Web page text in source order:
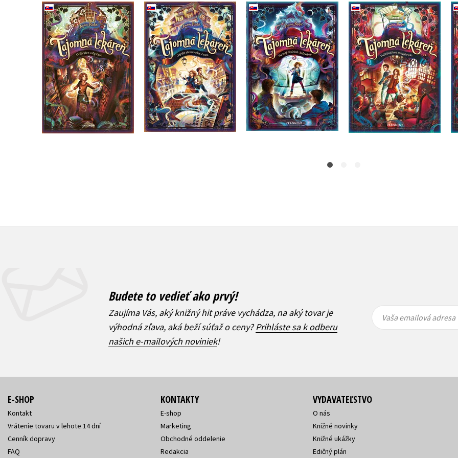
Tajomná lekáreň 6 -
Dedičstvo vily Evie
Anna Ruhe
Do košíka
12,74 €
Tajomná lekáreň 5 -
Mesto strateného
času
Anna Ruhe
Do košíka
12,74 €
Tajomná lekáreň 4 -
Turnaj tisícich talentov
Anna Ruhe
Do košíka
12,74 €
Tajomná lekáreň 3 -
Falošná hra majsteriek
(2. akosť)
Anna Ruhe
Do košíka
7,00 €
Budete to vedieť ako prvý!
Zaujíma Vás, aký knižný hit práve vychádza, na aký tovar je
výhodná zľava, aká beží súťaž o ceny?Prihláste sa k odberu
našich e-mailových noviniek!
Vaša
emailová
Vaša
emailová
Vaša emailová adresa
E-SHOP
Kontakt
Vrátenie tovaru v lehote 14 dní
Cenník dopravy
FAQ
KONTAKTY
E-shop
Marketing
Obchodné oddelenie
Redakcia
VYDAVATEĽSTVO
O nás
Knižné novinky
Knižné ukážky
Edičný plán